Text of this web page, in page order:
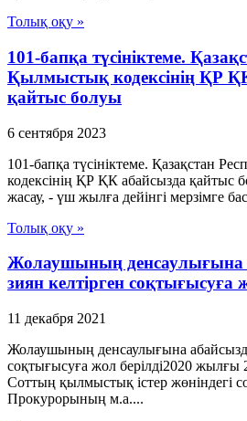
Толық оқу »
101-бапқа түсініктеме.
Қылмыстық кодексінің ҚР
қайтыс болуы
6 сентября 2023
101-бапқа түсініктеме. Қазақстан
кодексінің ҚР ҚК абайсызда қайтыс
жасау, - үш жылға дейінгі мерзімге
Толық оқу »
Жолаушының денсаулығына
зиян келтірген соқтығысуға
11 декабря 2021
Жолаушының денсаулығына
соқтығысуға жол берілді2020
Соттың қылмыстық істер жөніндегі
Прокурорының м.а....